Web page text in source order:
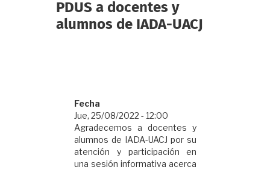
PDUS a docentes y
alumnos de IADA-UACJ
Fecha
Jue, 25/08/2022 - 12:00
Agradecemos a docentes y
alumnos de IADA-UACJ por su
atención y participación en
una sesión informativa acerca